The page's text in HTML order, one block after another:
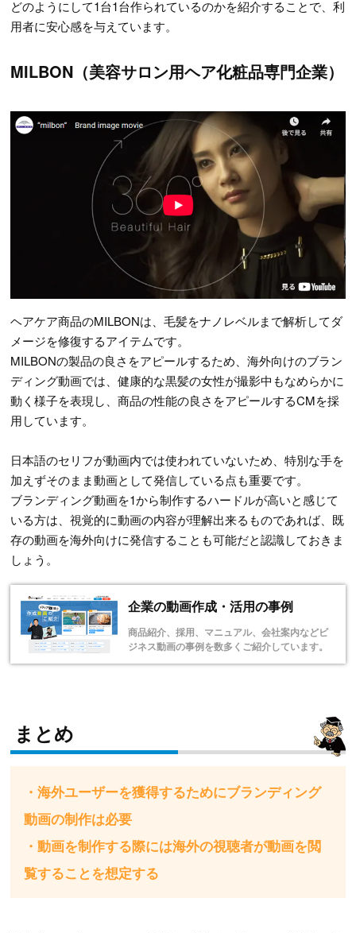
どのようにして1台1台作られているのかを紹介することで、利
用者に安心感を与えています。
MILBON（美容サロン用ヘア化粧品専門企業）
ヘアケア商品のMILBONは、毛髪をナノレベルまで解析してダ
メージを修復するアイテムです。
MILBONの製品の良さをアピールするため、海外向けのブラン
ディング動画では、健康的な黒髪の女性が撮影中もなめらかに
動く様子を表現し、商品の性能の良さをアピールするCMを採
用しています。
日本語のセリフが動画内では使われていないため、特別な手を
加えずそのまま動画として発信している点も重要です。
ブランディング動画を1から制作するハードルが高いと感じて
いる方は、視覚的に動画の内容が理解出来るものであれば、既
存の動画を海外向けに発信することも可能だと認識しておきま
しょう。
企業の動画作成・活用の事例
商品紹介、採用、マニュアル、会社案内などビ
ジネス動画の事例を数多くご紹介しています。
まとめ
・海外ユーザーを獲得するためにブランディング
動画の制作は必要
・動画を制作する際には海外の視聴者が動画を閲
覧することを想定する